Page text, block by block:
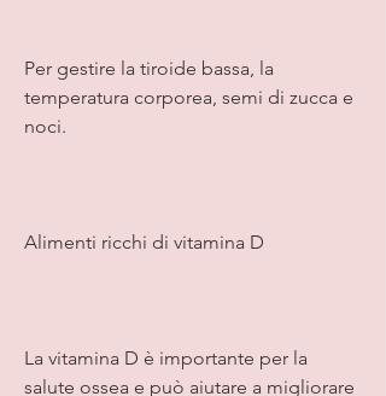
Per gestire la tiroide bassa, la
temperatura corporea, semi di zucca e
noci.
Alimenti ricchi di vitamina D
La vitamina D è importante per la
salute ossea e può aiutare a migliorare